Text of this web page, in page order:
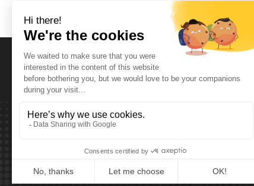
Horaires d'ouvertures
De 08:00 à 12:00 et de 13:00 à 17:30
Samedi :
Fermé